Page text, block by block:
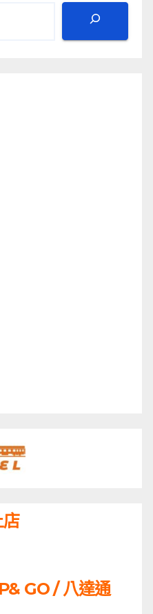
GO / 八達通